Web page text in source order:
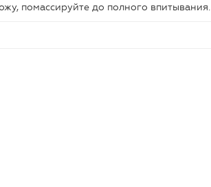
помассируйте до полного впитывания.